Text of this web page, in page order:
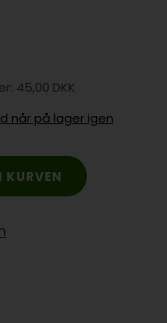
45,00 DKK
når på lager igen